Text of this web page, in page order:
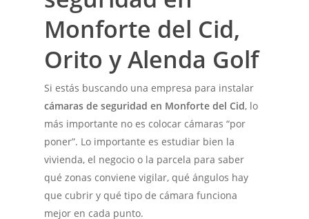
Monforte del Cid,
Orito y Alenda Golf
Si estás buscando una empresa para instalar
cámaras de seguridad en Monforte del Cid, lo
más importante no es colocar cámaras “por
poner”. Lo importante es estudiar bien la
vivienda, el negocio o la parcela para saber
qué zonas conviene vigilar, qué ángulos hay
que cubrir y qué tipo de cámara funciona
mejor en cada punto.